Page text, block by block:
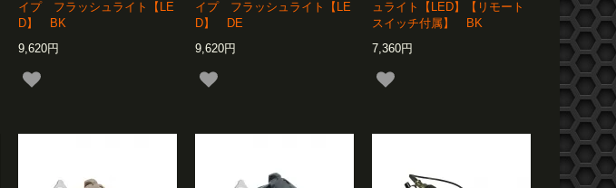
イプ フラッシュライト【LE
D】 BK
9,620円
イプ フラッシュライト【LE
D】 DE
9,620円
ュライト【LED】【リモート
スイッチ付属】 BK
7,360円